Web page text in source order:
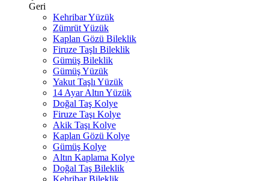
Geri
Kehribar Yüzük
Zümrüt Yüzük
Kaplan Gözü Bileklik
Firuze Taşlı Bileklik
Gümüş Bileklik
Gümüş Yüzük
Yakut Taşlı Yüzük
14 Ayar Altın Yüzük
Doğal Taş Kolye
Firuze Taşı Kolye
Akik Taşı Kolye
Kaplan Gözü Kolye
Gümüş Kolye
Altın Kaplama Kolye
Doğal Taş Bileklik
Kehribar Bileklik